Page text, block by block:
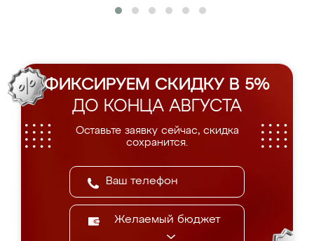
ФИКСИРУЕМ СКИДКУ В 5%
ДО КОНЦА АВГУСТА
Оставьте заявку сейчас, скидка
сохранится.
Желаемый бюджет